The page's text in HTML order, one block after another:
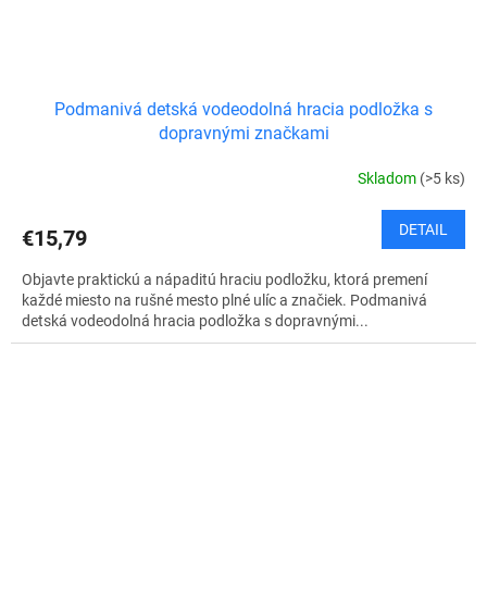
Podmanivá detská vodeodolná hracia podložka s
dopravnými značkami
Skladom (>5 ks)
€15,79 DETAIL
Objavte praktickú a nápaditú hraciu podložku, ktorá premení
každé miesto na rušné mesto plné ulíc a značiek. Podmanivá
detská vodeodolná hracia podložka s dopravnými...